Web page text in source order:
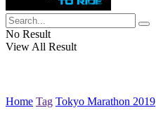
No Result
View All Result
Home Tag Tokyo Marathon 2019